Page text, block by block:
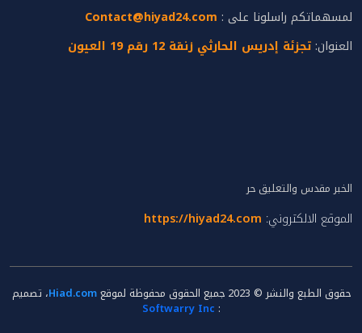
لمسهماتكم راسلونا على : Contact@hiyad24.com
العنوان:تجزئة إدريس الحارثي زنقة 12 رقم 19 العيون
الخبر مقدس والتعليق حر
الموقع الالكتروني:
حقوق الطبع والنشر © 2023 جميع الحقوق محفوظة لموقع Hiad.com، تصميم
:
Softwarry Inc